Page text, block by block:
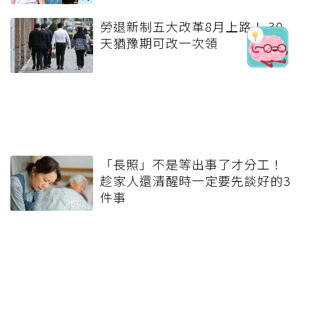
勞退新制五大改革8月上路！ 30
天猶豫期可改一次領
「長照」不是等出事了才分工！
趁家人還清醒時一定要先談好的3
件事